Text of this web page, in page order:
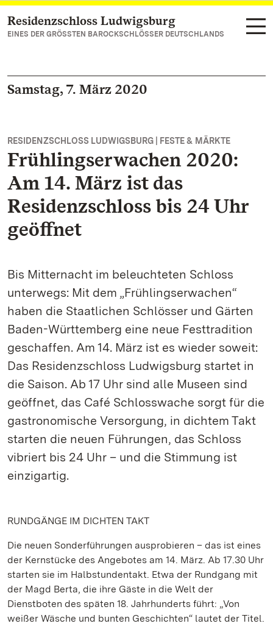
Zum Hauptinhalt springen
Residenzschloss Ludwigsburg
EINES DER GRÖSSTEN BAROCKSCHLÖSSER DEUTSCHLANDS
Samstag, 7. März 2020
RESIDENZSCHLOSS LUDWIGSBURG | FESTE & MÄRKTE
Frühlingserwachen 2020:
Am 14. März ist das
Residenzschloss bis 24 Uhr
geöffnet
Bis Mitternacht im beleuchteten Schloss
unterwegs: Mit dem „Frühlingserwachen“
haben die Staatlichen Schlösser und Gärten
Baden-Württemberg eine neue Festtradition
geschaffen. Am 14. März ist es wieder soweit:
Das Residenzschloss Ludwigsburg startet in
die Saison. Ab 17 Uhr sind alle Museen sind
geöffnet, das Café Schlosswache sorgt für die
gastronomische Versorgung, in dichtem Takt
starten die neuen Führungen, das Schloss
vibriert bis 24 Uhr – und die Stimmung ist
einzigartig.
RUNDGÄNGE IM DICHTEN TAKT
Die neuen Sonderführungen ausprobieren – das ist eines
der Kernstücke des Angebotes am 14. März. Ab 17.30 Uhr
starten sie im Halbstundentakt. Etwa der Rundgang mit
der Magd Berta, die ihre Gäste in die Welt der
Dienstboten des späten 18. Jahrhunderts führt: „Von
weißer Wäsche und bunten Geschichten“ lautet der Titel.